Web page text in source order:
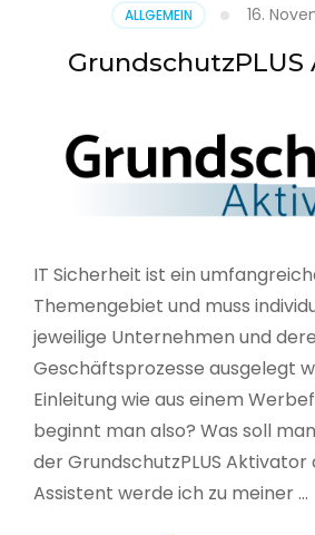
ALLGEMEIN 16.
IT Sicherheit ist ein
Themengebiet und muss
jeweilige Unternehmen und
Geschäftsprozesse ausgelegt
Einleitung wie aus einem
beginnt man also? Was soll
der GrundschutzPLUS Aktivator
Assistent werde ich zu meiner …